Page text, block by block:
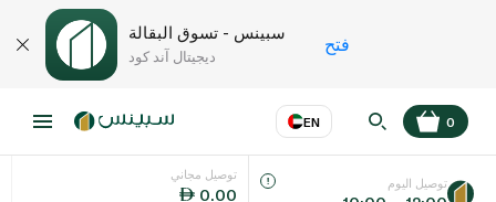
سبينس - تسوق البقالة
ديجيتال آند كود
فتح
EN
اللغة عر
0
توصيل مجاني
0.00
توصيل اليوم